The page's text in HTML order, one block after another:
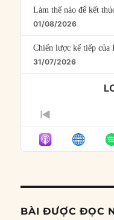
Làm thế nào để kết
01/08/2026
Chiến lược kế tiếp
31/07/2026
PREVIOUS
EPISODE
BÀI ĐƯỢC ĐỌC